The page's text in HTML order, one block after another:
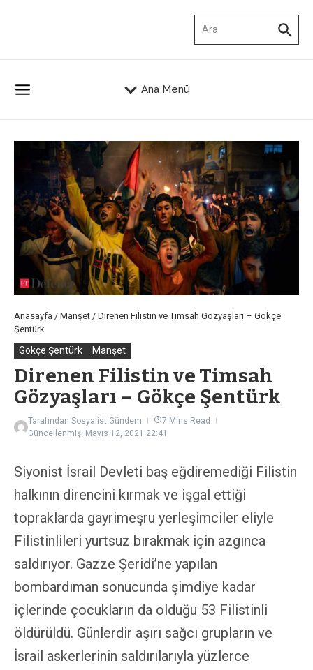
Ana Menü
Anasayfa / Manşet / Direnen Filistin ve Timsah Gözyaşları – Gökçe
Şentürk
Gökçe Şentürk Manşet
Direnen Filistin ve Timsah
Gözyaşları – Gökçe Şentürk
Tarafından Sosyalist Gündem
7 Mins Read
Güncellenmiş: Mayıs 12, 2021 22:41
Siyonist İsrail Devleti baş eğdiremediği Filistin
halkının direncini kırmak ve işgal ettiği
topraklarda gayrimeşru yerleşimciler eliyle
Filistinlileri yurtsuz bırakmak için azgınca
saldırıyor. Gazze Şeridi’ne yapılan
bombardıman sonucunda şimdiye kadar
içlerinde çocukların da olduğu 53 Filistinli
öldürüldü. Günlerdir aşırı sağcı grupların ve
İsrail askerlerinin saldırılarıyla yüzlerce